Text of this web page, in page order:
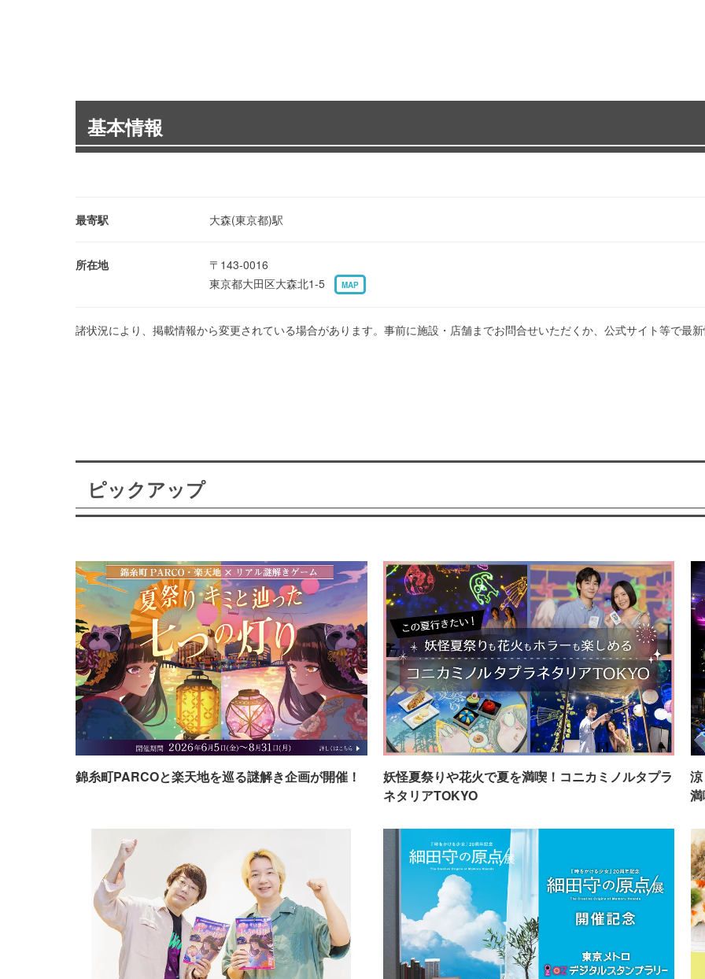
基本情報
最寄駅 大森(東京都)駅
所在地
〒143-0016
東京都大田区大森北1-5
MAP
諸状況により、掲載情報から変更されている場合があります。事前に施設・店舗までお問合せいただくか、公式サイト等で最
ピックアップ
錦糸町PARCOと楽天地を巡る謎解き企画が開催！
妖怪夏祭りや花火で夏を満喫！コニカミノルタプラ
ネタリアTOKYO